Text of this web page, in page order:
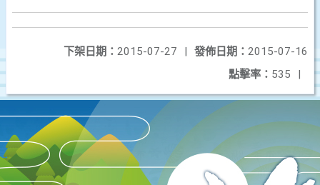
發佈日期： 2015-07-16
下架日期： 2015-07-27
|
點擊率： 535 |